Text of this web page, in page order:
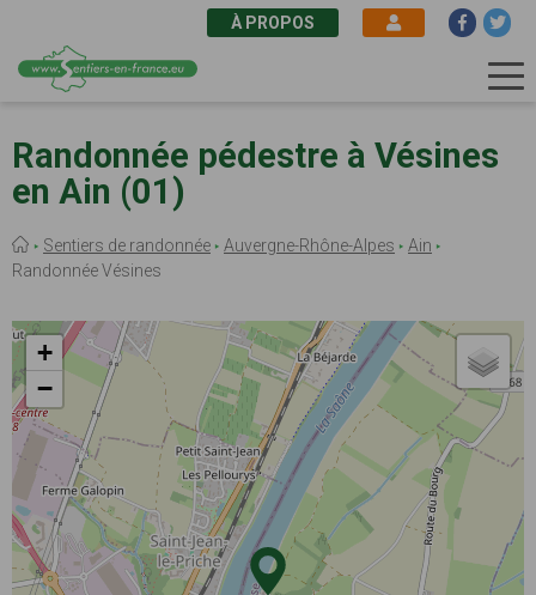
au
contenu
principal
À PROPOS
Randonnée pédestre à Vésines
en Ain (01)
Fil
d'Ariane
Sentiers de randonnée Auvergne-Rhône-Alpes
Ain
Randonnée Vésines
+
−